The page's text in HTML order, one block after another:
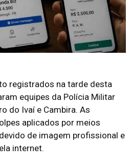
registrados na tarde desta
equipes da Polícia Militar
do Ivaí e Cambira. As
aplicados por meios
de imagem profissional e
internet.